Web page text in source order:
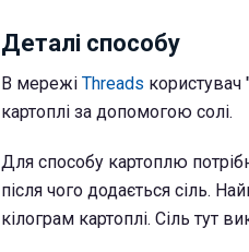
Деталі способу
В мережі Threads
картоплі за допомогою солі.
Для способу картоплю
після чого додається сіль.
кілограм картоплі. Сіль тут